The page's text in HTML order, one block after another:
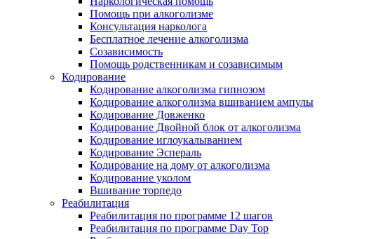
Помощь при алкоголизме
Консультация нарколога
Бесплатное лечение алкоголизма
Созависимость
Помощь родственникам и созависимым
Кодирование
Кодирование алкоголизма гипнозом
Кодирование алкоголизма вшиванием ампулы
Кодирование Довженко
Кодирование Двойной блок от алкоголизма
Кодирование иглоукалыванием
Кодирование Эспераль
Кодирование на дому от алкоголизма
Кодирование уколом
Вшивание торпедо
Реабилитация
Реабилитация по программе 12 шагов
Реабилитация по программе Day Top